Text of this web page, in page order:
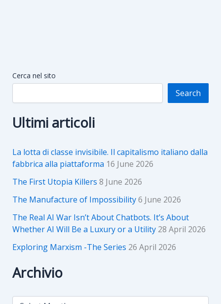
Cerca nel sito
Search
Ultimi articoli
La lotta di classe invisibile. Il capitalismo italiano dalla
fabbrica alla piattaforma 16 June 2026
The First Utopia Killers 8 June 2026
The Manufacture of Impossibility6 June 2026
The Real AI War Isn’t About Chatbots. It’s About
Whether AI Will Be a Luxury or a Utility 28 April 2026
Exploring Marxism -The Series 26 April 2026
Archivio
A